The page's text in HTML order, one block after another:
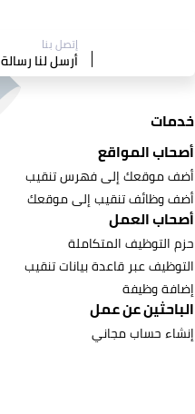
إتصل بنا
أرسل لنا رسالة
خدمات
أصحاب المواقع
أضف موقعك إلى فهرس تنقيب
أضف وظائف تنقيب إلى موقعك
أصحاب العمل
حزم التوظيف المتكاملة
التوظيف عبر قاعدة بيانات تنقيب
إضافة وظيفة
الباحثين عن عمل
إنشاء حساب مجاني